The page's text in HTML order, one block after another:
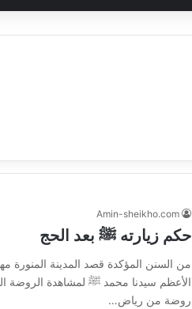
Amin-sheikho.com
حكم زيارته ﷺ بعد الحج
من السنن المؤكدة قصد المدينة المنورة
الأعظم سيدنا محمد ﷺ لمشاهدة الروضة
روضة من رياض…